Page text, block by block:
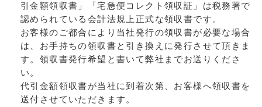
引金額領収書」「宅急便コレクト領収証」は税務署で
認められている会計法規上正式な領収書です。
お客様のご都合により当社発行の領収書が必要な場合
は、お手持ちの領収書と引き換えに発行させて頂きま
す。領収書発行希望と書いて弊社までお送りくださ
い。
代引金額領収書が当社に到着次第、お客様へ領収書を
送付させていただきます。